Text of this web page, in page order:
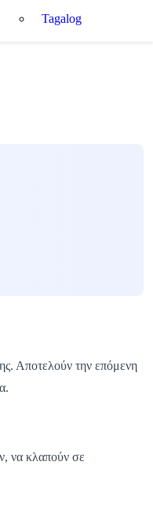
Tagalog
Αποτελούν την επόμενη
να κλαπούν σε